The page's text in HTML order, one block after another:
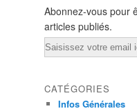
Abonnez-vous pour
articles publiés.
Email
CATÉGORIES
Infos Générales